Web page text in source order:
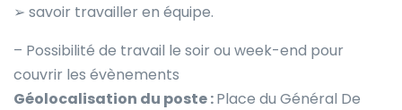
➢ savoir travailler en équipe.
– Possibilité de travail le soir ou week-end pour
couvrir les évènements
Géolocalisation du poste :Place du Général De